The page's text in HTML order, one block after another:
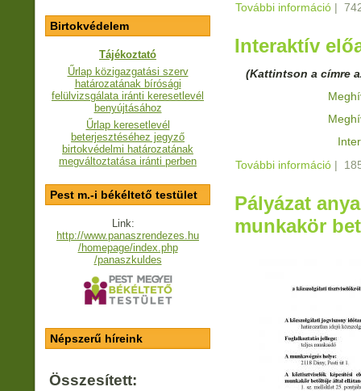
Birtokvédelem
Tájékoztató
Űrlap közigazgatási szerv
határozatának bírósági
felülvizsgálata iránti keresetlevél
benyújtásához
Űrlap keresetlevél
beterjesztéséhez jegyző
birtokvédelmi határozatának
megváltoztatása iránti perben
Pest m.-i békéltető testület
Link:
http://www.panaszrendezes.hu
/homepage/index.php
/panaszkuldes
Népszerű híreink
Összesített:
További információ |
Interaktív
(Kattintson a címre
További információ |
Pályázat
munkakör